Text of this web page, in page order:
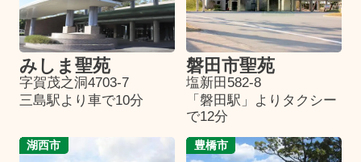
みしま聖苑
字賀茂之洞4703-7
三島駅より車で10分
磐田市聖苑
塩新田582-8
「磐田駅」よりタクシー
で12分
湖西市 豊橋市
葬儀プランが お得な会員価格!